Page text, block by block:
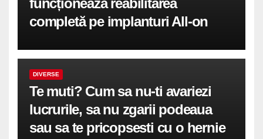
funcționează reabilitarea
completă pe implanturi All-on
DIVERSE
Te muti? Cum sa nu-ti avariezi
lucrurile, sa nu zgarii podeaua
sau sa te pricopsesti cu o hernie